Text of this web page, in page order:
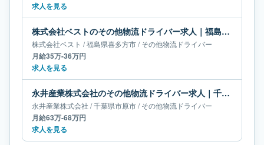
求人を見る
株式会社ベストのその他物流ドライバー求人｜福島県喜多方市｜月給35万-36万円
株式会社ベスト /福島県喜多方市/その他物流ドライバー
月給35万-36万円
求人を見る
永井産業株式会社のその他物流ドライバー求人｜千葉県市原市｜月給63万-68万円
永井産業株式会社 /千葉県市原市/その他物流ドライバー
月給63万-68万円
求人を見る